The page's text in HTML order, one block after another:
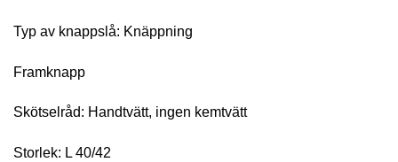
Typ av knappslå: Knäppning
Framknapp
Skötselråd: Handtvätt, ingen kemtvätt
Storlek: L 40/42